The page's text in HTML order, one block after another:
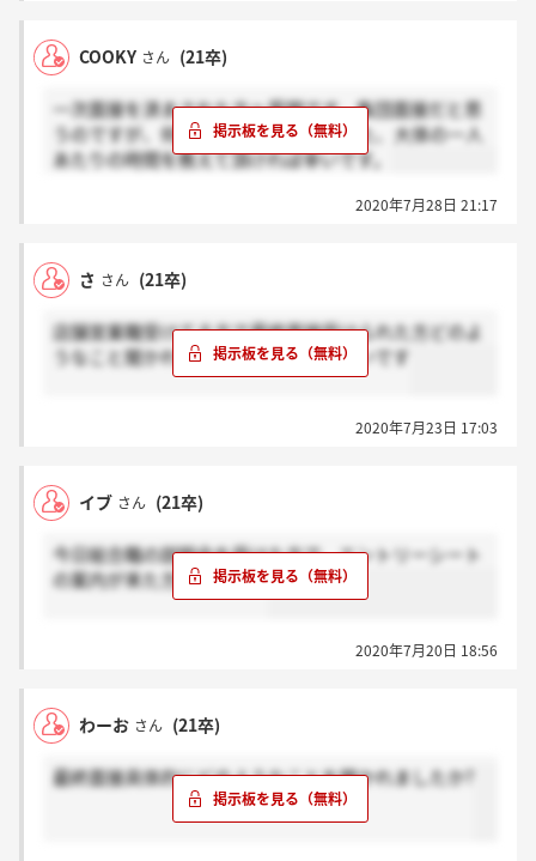
COOKY さん (21卒)
一次面接を済まされた方へ質問です。集団面接だと思
うのですが、何人程度いましたか？また、大体の一人
あたりの時間を教えて頂ければ幸いです。
2020年7月28日 21:17
さ さん (21卒)
店舗営業職受けてる方で最終面接受けられた方どのよ
うなこと聞かれたか教えていただきたいです
2020年7月23日 17:03
イブ さん (21卒)
今日総合職の説明会を受けた方で、エントリーシート
の案内が来た方いますか？
2020年7月20日 18:56
わーお さん (21卒)
最終面接具体的にどのようなことを聞かれましたか?